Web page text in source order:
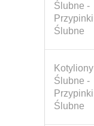
Ślubne -
Przypinki
Ślubne
Kotyliony
Ślubne -
Przypinki
Ślubne